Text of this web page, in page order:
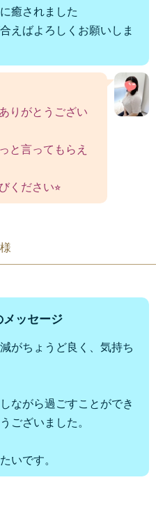
癒されました
えばよろしくお願いしま
りがとうござい
と言ってもらえ
ください⭐︎
ッセージ
がちょうど良く、気持ち
ながら過ごすことができ
ございました。
いです。